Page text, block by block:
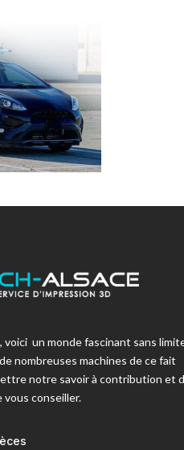
un monde fascinant sans
nombreuses machines de ce fait
notre savoir à contribution et
conseiller.